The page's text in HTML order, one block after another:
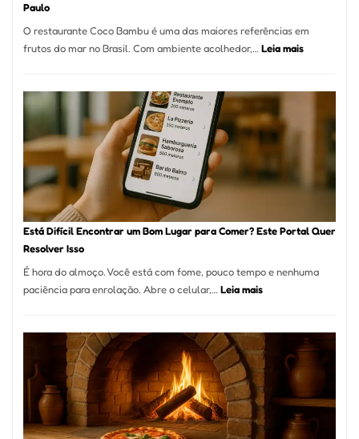
Alta
Gastronomia
Paulo
O restaurante Coco Bambu é uma das maiores referências em
frutos do mar no Brasil. Com ambiente acolhedor,… Leia mais:
encontrar
reservar
Paulo
Está Difícil Encontrar um Bom Lugar para Comer? Este Portal Quer
Resolver Isso
É hora do almoço. Você está com fome, pouco tempo e nenhuma
paciência para enrolação. Abre o celular,… Leia mais:
Encontrar
um
Bom
Lugar
para
Comer?